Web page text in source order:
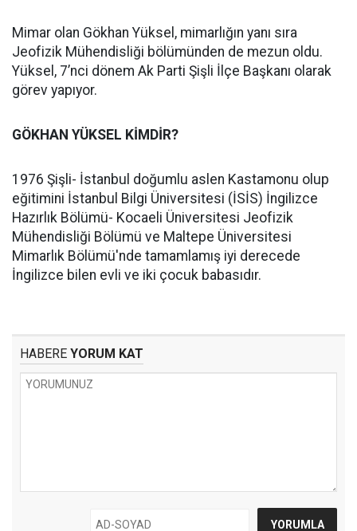
Mimar olan Gökhan Yüksel, mimarlığın yanı sıra
Jeofizik Mühendisliği bölümünden de mezun oldu.
Yüksel, 7’nci dönem Ak Parti Şişli İlçe Başkanı olarak
görev yapıyor.
GÖKHAN YÜKSEL KİMDİR?
1976 Şişli- İstanbul doğumlu aslen Kastamonu olup
eğitimini İstanbul Bilgi Üniversitesi (İSİS) İngilizce
Hazırlık Bölümü- Kocaeli Üniversitesi Jeofizik
Mühendisliği Bölümü ve Maltepe Üniversitesi
Mimarlık Bölümü'nde tamamlamış iyi derecede
İngilizce bilen evli ve iki çocuk babasıdır.
HABERE YORUM KAT